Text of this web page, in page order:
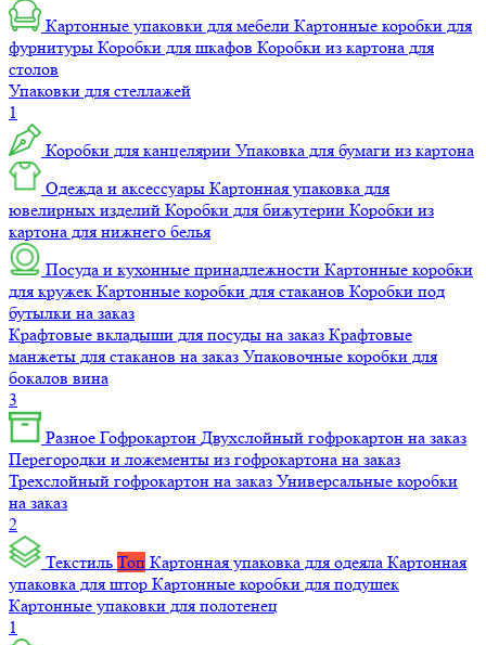
Картонные упаковки для мебели Картонные коробки для
фурнитуры Коробки для шкафов Коробки из картона для
столов
Упаковки для стеллажей
1
Коробки для канцелярии Упаковка для бумаги из картона
Одежда и аксессуары Картонная упаковка для
ювелирных изделий Коробки для бижутерии Коробки из
картона для нижнего белья
Посуда и кухонные принадлежности Картонные коробки
для кружек Картонные коробки для стаканов Коробки под
бутылки на заказ
Крафтовые вкладыши для посуды на заказ Крафтовые
манжеты для стаканов на заказ Упаковочные коробки для
бокалов вина
3
Разное Гофрокартон Двухслойный гофрокартон на заказ
Перегородки и ложементы из гофрокартона на заказ
Трехслойный гофрокартон на заказ Универсальные коробки
на заказ
2
Текстиль Топ Картонная упаковка для одеяла Картонная
упаковка для штор Картонные коробки для подушек
Картонные упаковки для полотенец
1